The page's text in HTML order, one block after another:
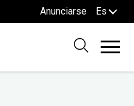
Anunciarse Es